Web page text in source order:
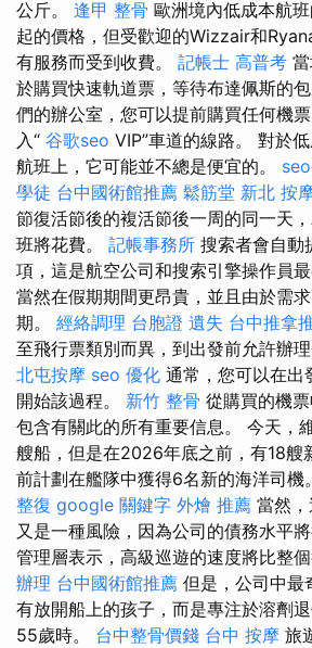
公斤。 逢甲 整骨 歐洲境內低成本航
起的價格，但受歡迎的Wizzair和
有服務而受到收費。 記帳士 高普考
於購買快速軌道票，等待布達佩斯的包
們的辦公室，您可以提前購買任何機
入“ 谷歌seo VIP”車道的線路。 對於
航班上，它可能並不總是便宜的。
學徒 台中國術館推薦 鬆筋堂 新北 按
節復活節後的複活節後一周的同一天
班將花費。 記帳事務所 搜索者會自動
項，這是航空公司和搜索引擎操作員
當然在假期期間更昂貴，並且由於需
期。 經絡調理 台胞證 遺失 台中推拿
至飛行票類別而異，到出發前允許辦理
北屯按摩 seo 優化 通常，您可以在出
開始該過程。 新竹 整骨 從購買的機
包含有關此的所有重要信息。 今天，
艘船，但是在2026年底之前，有18艘
前計劃在艦隊中獲得6名新的海洋司機
整復 google 關鍵字 外燴 推薦 當然
又是一種風險，因為公司的債務水平
管理層表示，高級巡遊的速度將比整
辦理 台中國術館推薦 但是，公司中最
有放開船上的孩子，而是專注於溶劑
55歲時。 台中整骨價錢 台中 按摩 旅